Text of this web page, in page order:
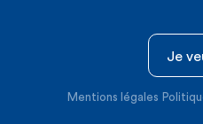
Je
Mentions légales